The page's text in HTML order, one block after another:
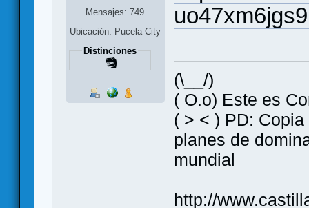
Mensajes: 749
Ubicación: Pucela City
Distinciones
(\__/)
( O.o) Este es
( > < ) PD:
planes de
mundial
http://